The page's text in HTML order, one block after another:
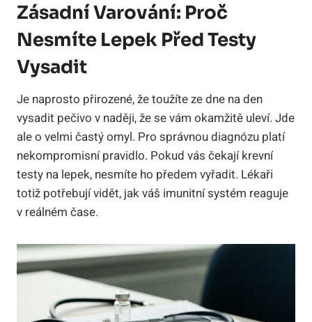
Zásadní Varování: Proč
Nesmíte Lepek Před Testy
Vysadit
Je naprosto přirozené, že toužíte ze dne na den
vysadit pečivo v naději, že se vám okamžitě uleví. Jde
ale o velmi častý omyl. Pro správnou diagnózu platí
nekompromisní pravidlo. Pokud vás čekají krevní
testy na lepek, nesmíte ho předem vyřadit. Lékaři
totiž potřebují vidět, jak váš imunitní systém reaguje
v reálném čase.